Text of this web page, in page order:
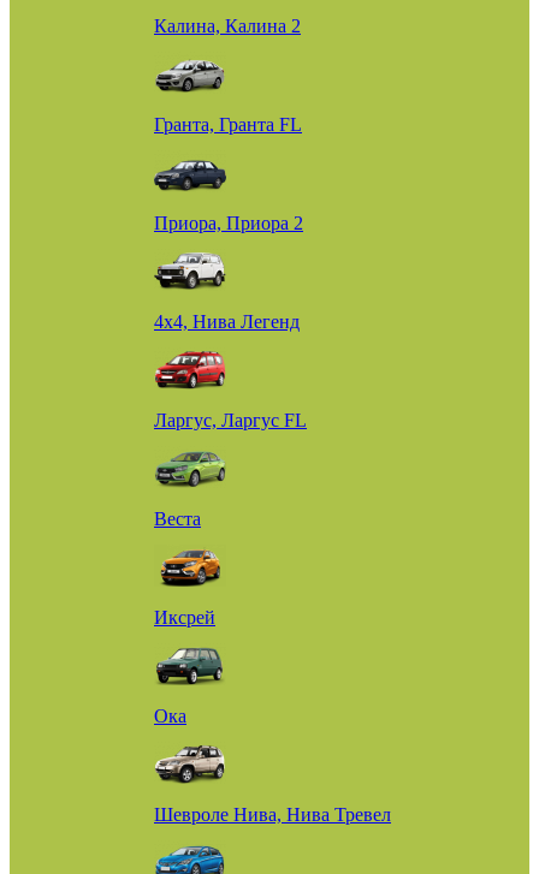
Калина, Калина 2
Гранта, Гранта FL
Приора, Приора 2
4х4, Нива Легенд
Ларгус, Ларгус FL
Веста
Иксрей
Ока
Шевроле Нива, Нива Тревел